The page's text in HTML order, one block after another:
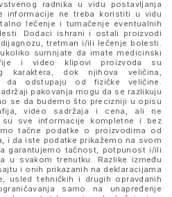
radnika u vidu postavljanja
informacije ne treba koristiti u vidu
lečenje i tumačenje eventualnih
Dodaci ishrani i ostali proizvodi
tretman i/ili lečenje bolesti.
sumnjate da imate medicinski
i video klipovi proizvoda su
karaktera, dok njihova veličina,
da odstupaju od fizičke veličine.
pakovanja mogu da se razlikuju
se da budemo što precizniji u opisu
video sadržaja i cena, ali ne
sve informacije kompletne i bez
tačne podatke o proizvodima od
i da iste podatke prikažemo na svom
garantujemo tačnost, potpunost i/ili
u svakom trenutku. Razlike između
i onih prikazanih na deklaracijama
usled tehničkih i drugih opravdanih
samo na unapređenje